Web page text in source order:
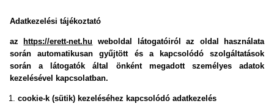
Adatkezelési tájékoztató
az https://erett-net.hu weboldal látogatóiról az oldal használata
során automatikusan gyűjtött és a kapcsolódó szolgáltatások
során a látogatók által önként megadott személyes adatok
kezelésével kapcsolatban.
cookie-k (sütik) kezeléséhez kapcsolódó adatkezelés